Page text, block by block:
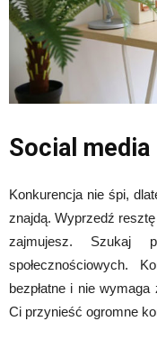
Social media
Konkurencja nie śpi,
znajdą. Wyprzedź
zajmujesz. Szukaj
społecznościowych.
bezpłatne i nie
Ci przynieść ogromne